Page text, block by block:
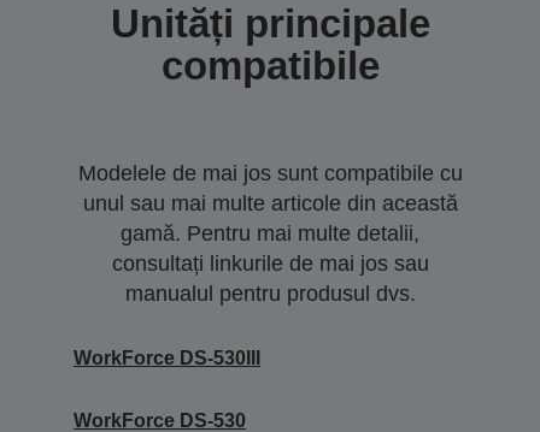
Unități principale
compatibile
Modelele de mai jos sunt compatibile cu
unul sau mai multe articole din această
gamă. Pentru mai multe detalii,
consultați linkurile de mai jos sau
manualul pentru produsul dvs.
WorkForce DS-530III
WorkForce DS-530